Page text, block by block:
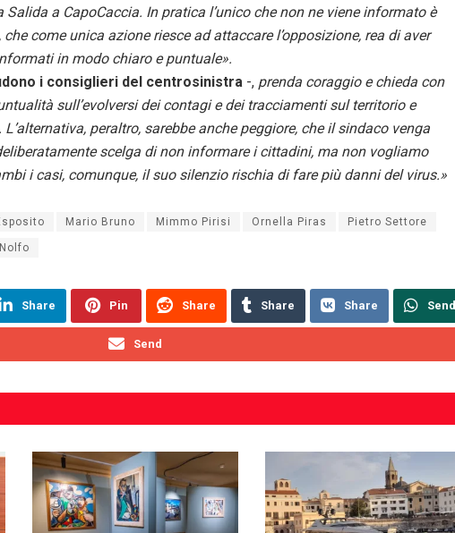
a CapoCaccia. In pratica l’unico che non ne viene informato è
come unica azione riesce ad attaccare l’opposizione, rea di aver
in modo chiaro e puntuale».
i consiglieri del centrosinistra -, prenda coraggio e chieda con
sull’evolversi dei contagi e dei tracciamenti sul territorio e
peraltro, sarebbe anche peggiore, che il sindaco venga
scelga di non informare i cittadini, ma non vogliamo
i casi, comunque, il suo silenzio rischia di fare più danni del virus.»
Mario Bruno Mimmo Pirisi Ornella Piras Pietro Settore
Share Pin Share Share Share Send
Send